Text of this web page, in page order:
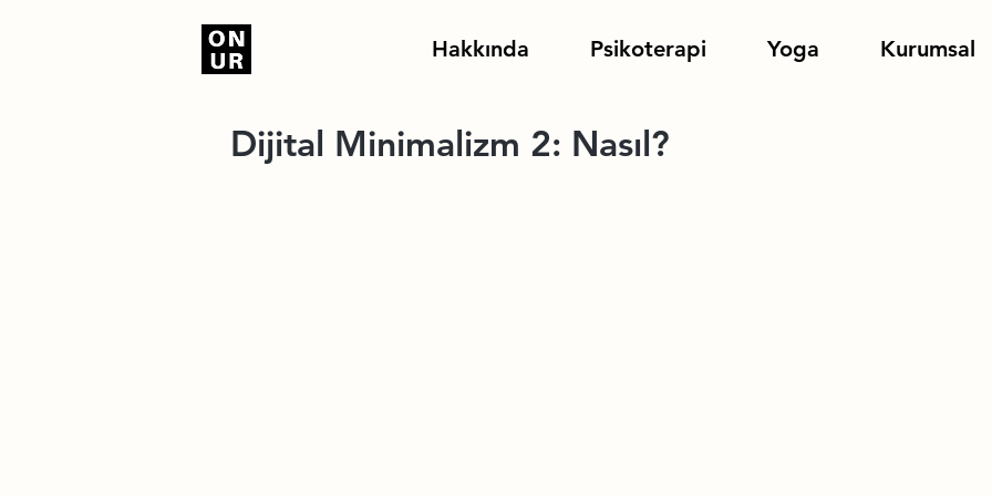
Hakkında Psikoterapi Yoga Kurumsal
Dijital Minimalizm 2: Nasıl?